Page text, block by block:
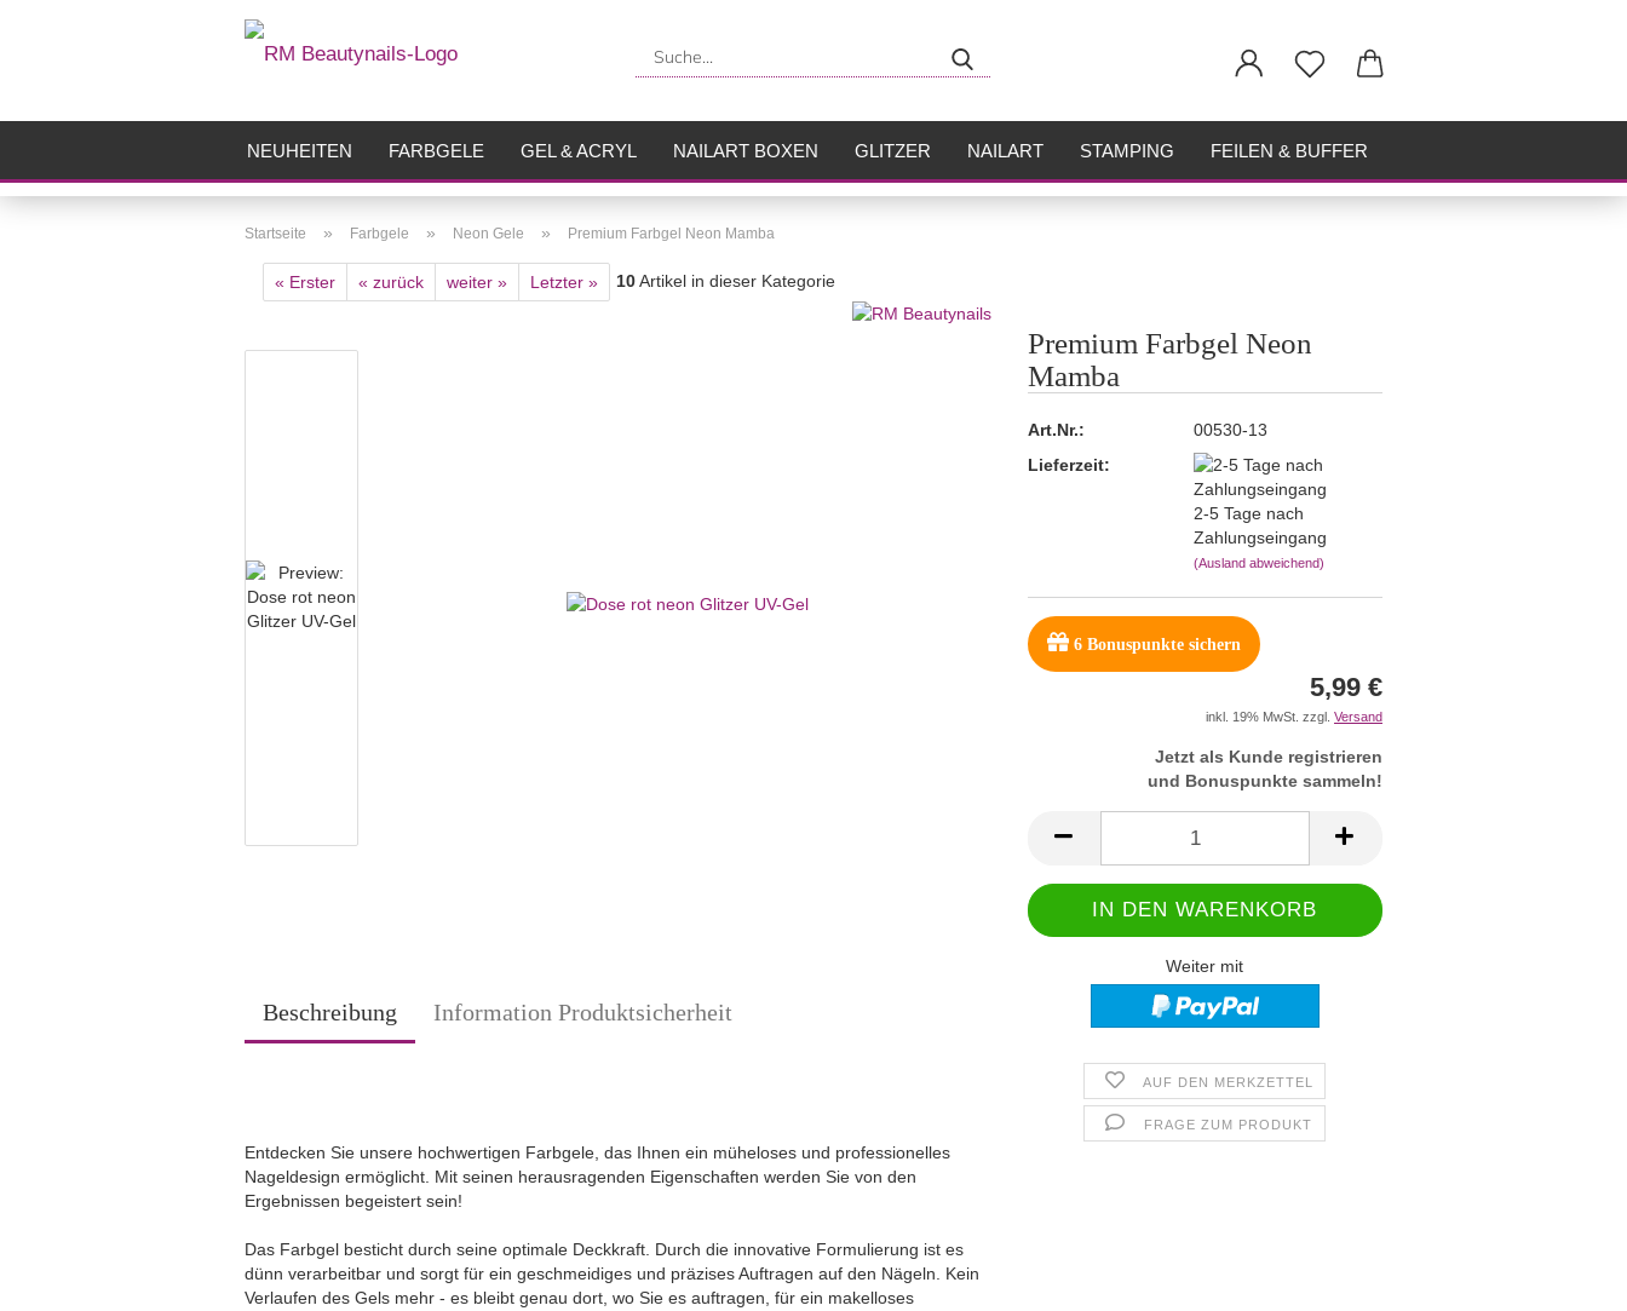
NEUHEITEN FARBGELE GEL & ACRYL NAILART BOXEN GLITZER NAILART STAMPING FEILEN & BUFFER
Startseite » Farbgele » Neon Gele » Premium Farbgel Neon Mamba
« Erster « zurück weiter » Letzter » 10Artikel in dieser Kategorie
Premium Farbgel Neon
Mamba
Art.Nr.:
00530-13
Lieferzeit:
2-5 Tage nach
Zahlungseingang
(Ausland abweichend)
6Bonuspunkte sichern
5,99 €
inkl. 19% MwSt. zzgl. Versand
Jetzt als Kunde registrieren
und Bonuspunkte sammeln!
Weiter mit
AUF DEN MERKZETTEL
FRAGE ZUM PRODUKT
Beschreibung Information Produktsicherheit
Entdecken Sie unsere hochwertigen Farbgele, das Ihnen ein müheloses und professionelles
Nageldesign ermöglicht. Mit seinen herausragenden Eigenschaften werden Sie von den
Ergebnissen begeistert sein!
Das Farbgel besticht durch seine optimale Deckkraft. Durch die innovative Formulierung ist es
dünn verarbeitbar und sorgt für ein geschmeidiges und präzises Auftragen auf den Nägeln. Kein
Verlaufen des Gels mehr - es bleibt genau dort, wo Sie es auftragen, für ein makelloses